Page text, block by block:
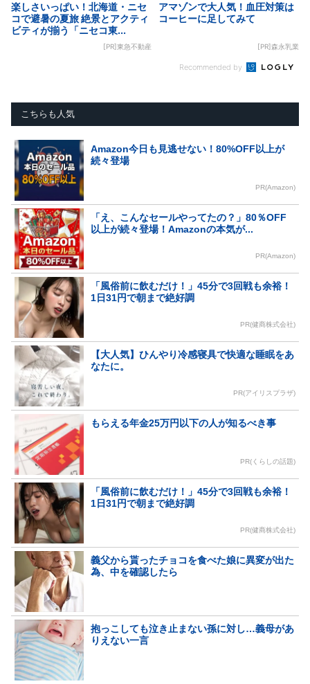
楽しさいっぱい！北海道・ニセ
コで避暑の夏旅 絶景とアクティ
ビティが揃う「ニセコ東...
[PR]東急不動産
アマゾンで大人気！血圧対策は
コーヒーに足してみて
[PR]森永乳業
Recommended by
こちらも人気
Amazon今日も見逃せない！80%OFF以上が
続々登場
PR(Amazon)
「え、こんなセールやってたの？」80％OFF
以上が続々登場！Amazonの本気が...
PR(Amazon)
「風俗前に飲むだけ！」45分で3回戦も余裕！
1日31円で朝まで絶好調
PR(健商株式会社)
【大人気】ひんやり冷感寝具で快適な睡眠をあ
なたに。
PR(アイリスプラザ)
もらえる年金25万円以下の人が知るべき事
PR(くらしの話題)
「風俗前に飲むだけ！」45分で3回戦も余裕！
1日31円で朝まで絶好調
PR(健商株式会社)
義父から貰ったチョコを食べた娘に異変が出た
為、中を確認したら
抱っこしても泣き止まない孫に対し…義母があ
りえない一言